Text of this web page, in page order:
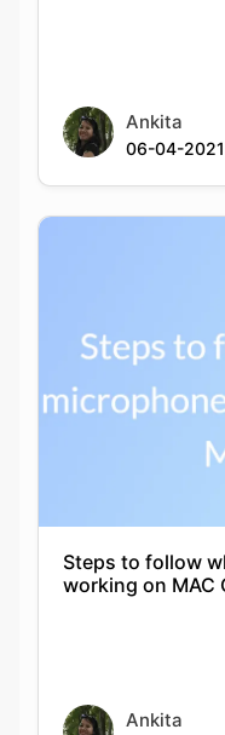
Ankita
06-04-2021
Steps to follow
working on MAC
Ankita